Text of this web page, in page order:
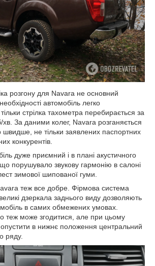
розгону для Navara не основний
автомобіль легко
стрілка тахометра перебирається за
хв. За даними колег, Navara розганяється
швидше, не тільки заявлених паспортних
конкурентів.
дуже приємний і в плані акустичного
порушувало звукову гармонію в салоні
зимової шипованої гуми.
теж все добре. Фірмова система
дзеркала заднього виду дозволяють
в самих обмежених умовах.
теж може згодитися, але при цьому
в нижнє положення центральний
ряду.